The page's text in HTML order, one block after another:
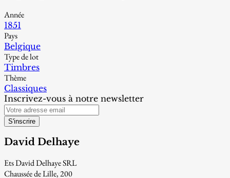
Année
1851
Pays
Belgique
Type de lot
Timbres
Thème
Classiques
Inscrivez-vous à notre newsletter
S'inscrire
David Delhaye
Ets David Delhaye SRL
Chaussée de Lille, 200